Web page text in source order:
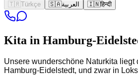
🇹🇷 Türkçe 🇸🇦العربية 🇮🇳हिन्दी
Kita in Hamburg-
Unsere wunderschöne Naturkita liegt
Hamburg-Eidelstedt, und zwar in